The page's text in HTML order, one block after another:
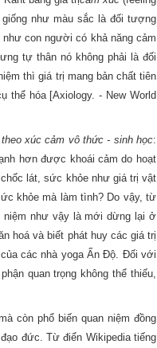
như màu sắc là đối tượng
con người có khả năng cảm
tự thân nó không phải là đối
thìgiá trị mang bản chất tiên
thể hóa [Axiology. - New World
theo xúc cảm vô thức - sinh học:
hơn được khoái cảm do hoạt
lát, sức khỏe như giá trị vật
khỏe mà làm tình? Do vậy, từ
niệm như vậy là mới dừng lại ở
hoá và biết phát huy các giá trị
các nhà yoga Ấn Độ. Đối với
quan trọng không thể thiếu,
còn phổ biến quan niệm đồng
đức. Từ điển Wikipedia tiếng